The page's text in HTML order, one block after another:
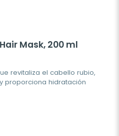
Mask, 200 ml
revitaliza el cabello rubio,
proporciona hidratación